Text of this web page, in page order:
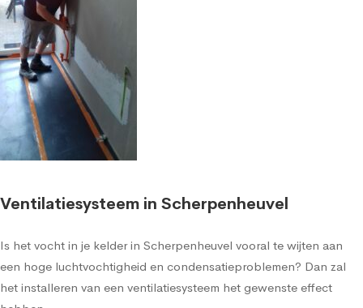
Ventilatiesysteem in Scherpenheuvel
Is het vocht in je kelder in Scherpenheuvel vooral te wijten aan
een hoge luchtvochtigheid en condensatieproblemen? Dan zal
het installeren van een ventilatiesysteem het gewenste effect